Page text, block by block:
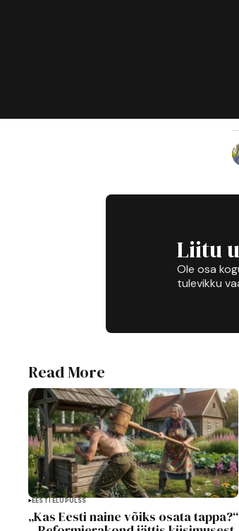
Liitu
Ole osa
tulevikku
Read More
EESTI ELUPULSS
„Kas Eesti naine võiks osata tappa?“